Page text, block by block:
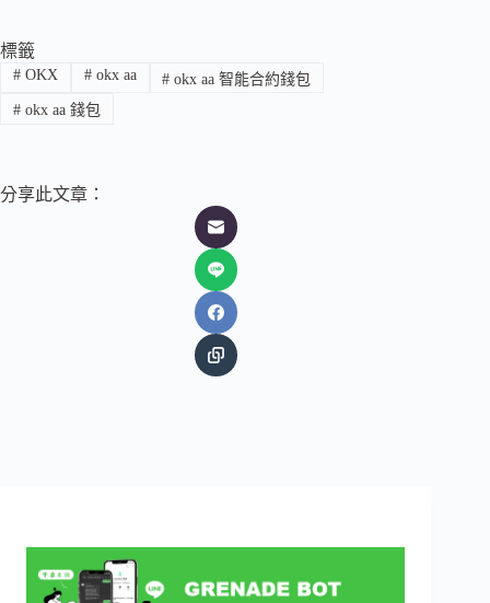
標籤
#OKX #okx aa # okx aa 智能合約錢包
#okx aa 錢包
分享此文章：